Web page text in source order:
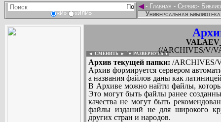
«И» «ИЛИ»
◄- Главная - Сервис-
Универсальная
(/ARCHIVES/V/
◄ СМЕНИТЬ ► ▼ РАЗВЕРНУТЬ ▼
Архив текущей папки: /ARCHIVES/
Архив формируется сервером
а названия файлов даны как
В Архиве можно найти файлы,
Это могут быть файлы ранее
качества не могут быть
файлы изданий не для широкого
других стран и народов.